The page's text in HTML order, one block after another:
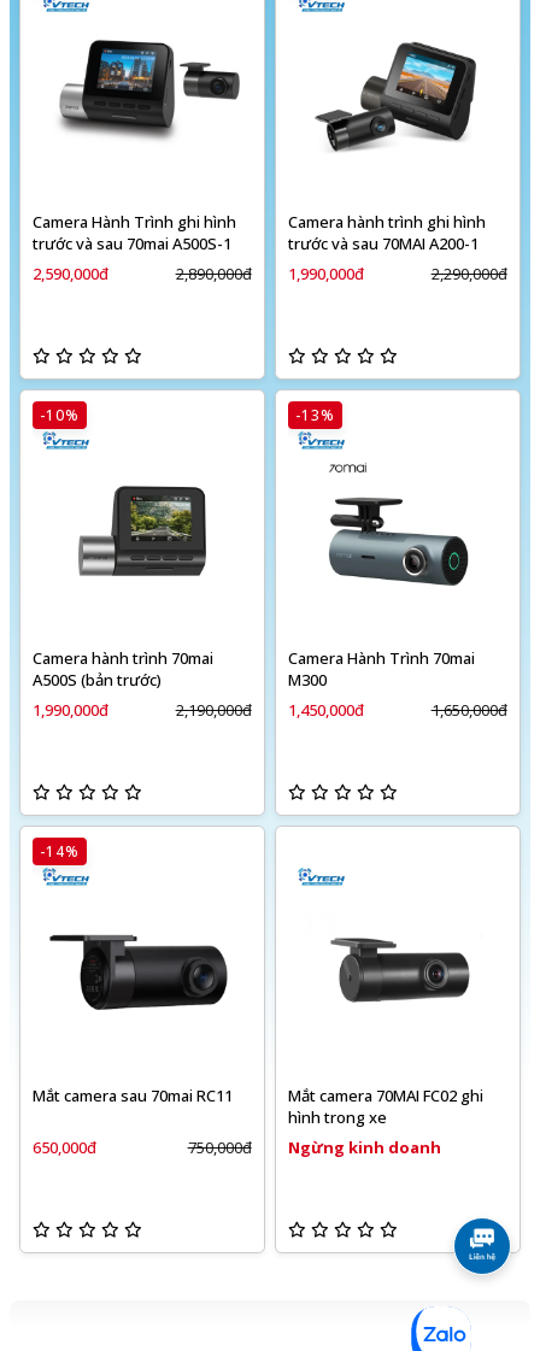
Camera Hành Trình ghi hình
trước và sau 70mai A500S-1
2,590,000đ
2,890,000đ
Camera hành trình ghi hình
trước và sau 70MAI A200-1
1,990,000đ
2,290,000đ
-10%
Camera hành trình 70mai
A500S (bản trước)
1,990,000đ
2,190,000đ
-13%
Camera Hành Trình 70mai
M300
1,450,000đ
1,650,000đ
-14%
Mắt camera sau 70mai RC11
650,000đ 750,000đ
Mắt camera 70MAI FC02 ghi
hình trong xe
Ngừng kinh doanh